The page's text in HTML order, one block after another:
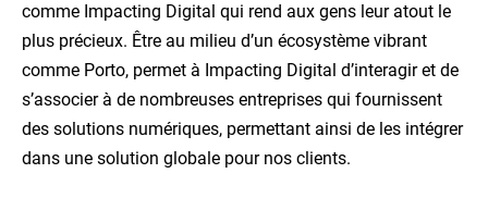
comme Impacting Digital qui rend aux gens leur atout le
plus précieux. Être au milieu d’un écosystème vibrant
comme Porto, permet à Impacting Digital d’interagir et de
s’associer à de nombreuses entreprises qui fournissent
des solutions numériques, permettant ainsi de les intégrer
dans une solution globale pour nos clients.